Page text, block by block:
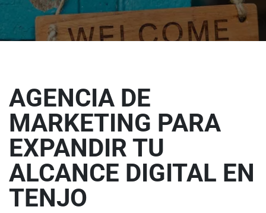
AGENCIA DE
MARKETING PARA
EXPANDIR TU
ALCANCE DIGITAL EN
TENJO